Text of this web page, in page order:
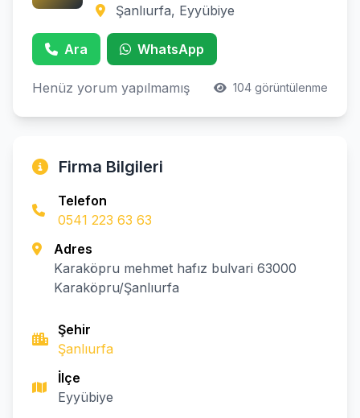
Şanlıurfa, Eyyübiye
Ara WhatsApp
Henüz yorum yapılmamış 104 görüntülenme
Firma Bilgileri
Telefon
0541 223 63 63
Adres
Karaköpru mehmet hafız bulvari 63000
Karaköpru/Şanlıurfa
Şehir
Şanlıurfa
İlçe
Eyyübiye